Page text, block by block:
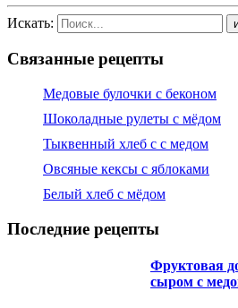
Искать:
Связанные рецепты
Медовые булочки с беконом
Шоколадные рулеты с мёдом
Тыквенный хлеб с с медом
Овсяные кексы с яблоками
Белый хлеб с мёдом
Последние рецепты
Фруктовая
сыром с